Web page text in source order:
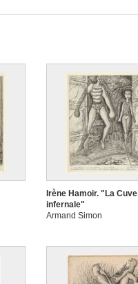
Irène Hamoir. "La Cuve
infernale"
Armand Simon